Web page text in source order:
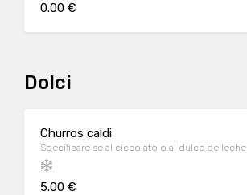
0.00 €
Dolci
Churros caldi
Specificare se al ciccolato o al dulce de leche
5.00 €